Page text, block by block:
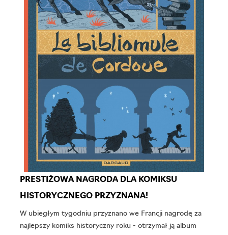
PRESTIŻOWA NAGRODA DLA KOMIKSU
HISTORYCZNEGO PRZYZNANA!
W ubiegłym tygodniu przyznano we Francji nagrodę za
najlepszy komiks historyczny roku - otrzymał ją album